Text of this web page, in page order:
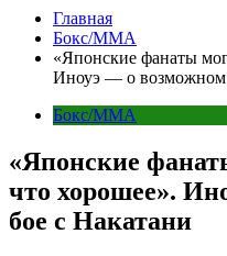
Главная
Бокс/MMA
«Японские фанаты
Иноуэ — о возможном
Бокс/MMA
«Японские
что хорошее».
бое с Накатани